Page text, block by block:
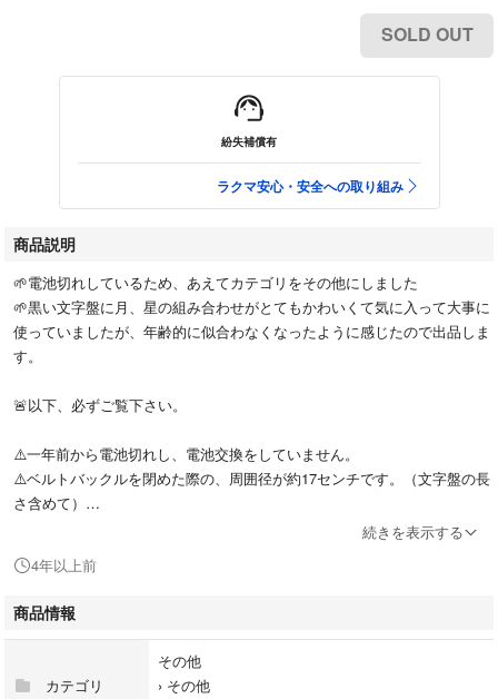
SOLD OUT
紛失補償有
ラクマ安心・安全への取り組み
商品説明
🌱電池切れしているため、あえてカテゴリをその他にしました
🌱黒い文字盤に月、星の組み合わせがとてもかわいくて気に入って大事に
使っていましたが、年齢的に似合わなくなったように感じたので出品しま
す。
🚨以下、必ずご覧下さい。
⚠️一年前から電池切れし、電池交換をしていません。
⚠️ベルトバックルを閉めた際の、周囲径が約17センチです。（文字盤の長
さ含めて）
⚠️文字盤ガラス面→右下に傷があります。その他は目視ではあまり目立ち
⚠️文字盤裏面→中央部分が、ややかすれ跡があります。
⚠️ベルト部分→全体にところどころ、かすれた跡があります。
⚠️箱、外装はありません。
続きを表示する
4年以上前
商品情報
カテゴリ
その他
› その他